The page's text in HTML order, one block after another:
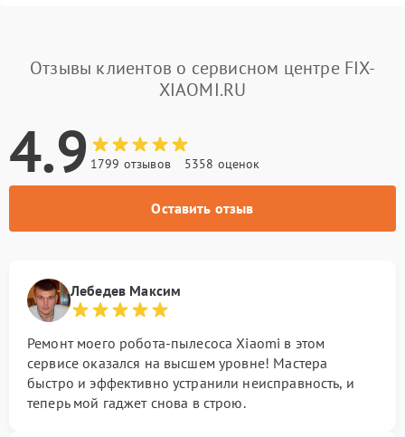
Отзывы клиентов о сервисном центре FIX-
XIAOMI.RU
4.9 1799 отзывов 5358 оценок
Оставить отзыв
Лебедев Максим
Ремонт моего робота-пылесоса Xiaomi в этом
сервисе оказался на высшем уровне! Мастера
быстро и эффективно устранили неисправность, и
теперь мой гаджет снова в строю.